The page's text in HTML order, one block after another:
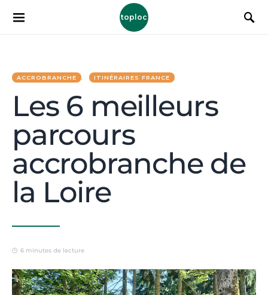
toploc
ACCROBRANCHE ITINÉRAIRES FRANCE
Les 6 meilleurs
parcours
accrobranche de
la Loire
6 minutes de lecture